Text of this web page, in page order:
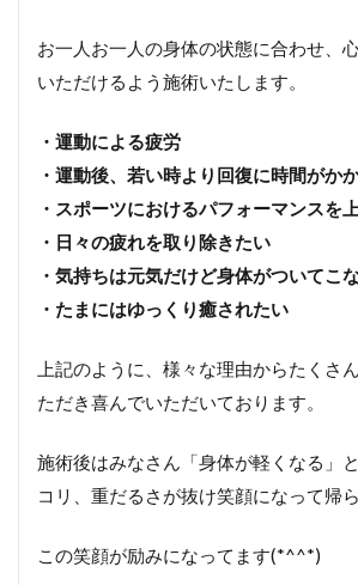
お一人お一人の身体の状態に合わせ、
いただけるよう施術いたします。
・運動による疲労
・運動後、若い時より回復に時間がか
・スポーツにおけるパフォーマンスを
・日々の疲れを取り除きたい
・気持ちは元気だけど身体がついてこ
・たまにはゆっくり癒されたい
上記のように、様々な理由からたくさ
ただき喜んでいただいております。
施術後はみなさん「身体が軽くなる」
コリ、重だるさが抜け笑顔になって帰ら
この笑顔が励みになってます(*^^*)